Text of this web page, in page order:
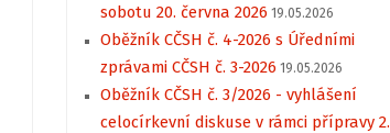
sobotu 20. června 2026 19.05.2026
Oběžník CČSH č. 4-2026 s Úředními
zprávami CČSH č. 3-2026 19.05.2026
Oběžník CČSH č. 3/2026 - vyhlášení
celocírkevní diskuse v rámci přípravy 2.